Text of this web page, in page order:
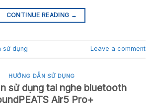
CONTINUE READING →
sử dụng Leave a comment
HƯỚNG DẪN SỬ DỤNG
sử dụng tai nghe bluetooth
Air5 Pro+